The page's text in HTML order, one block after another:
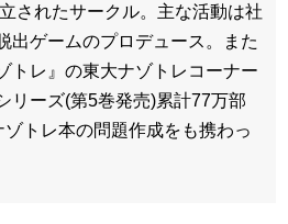
されたサークル。主な活動は社
出ゲームのプロデュース。また
トレ』の東大ナゾトレコーナー
リーズ(第5巻発売)累計77万部
トレ本の問題作成をも携わっ